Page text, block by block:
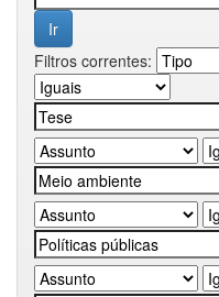
Filtros correntes: